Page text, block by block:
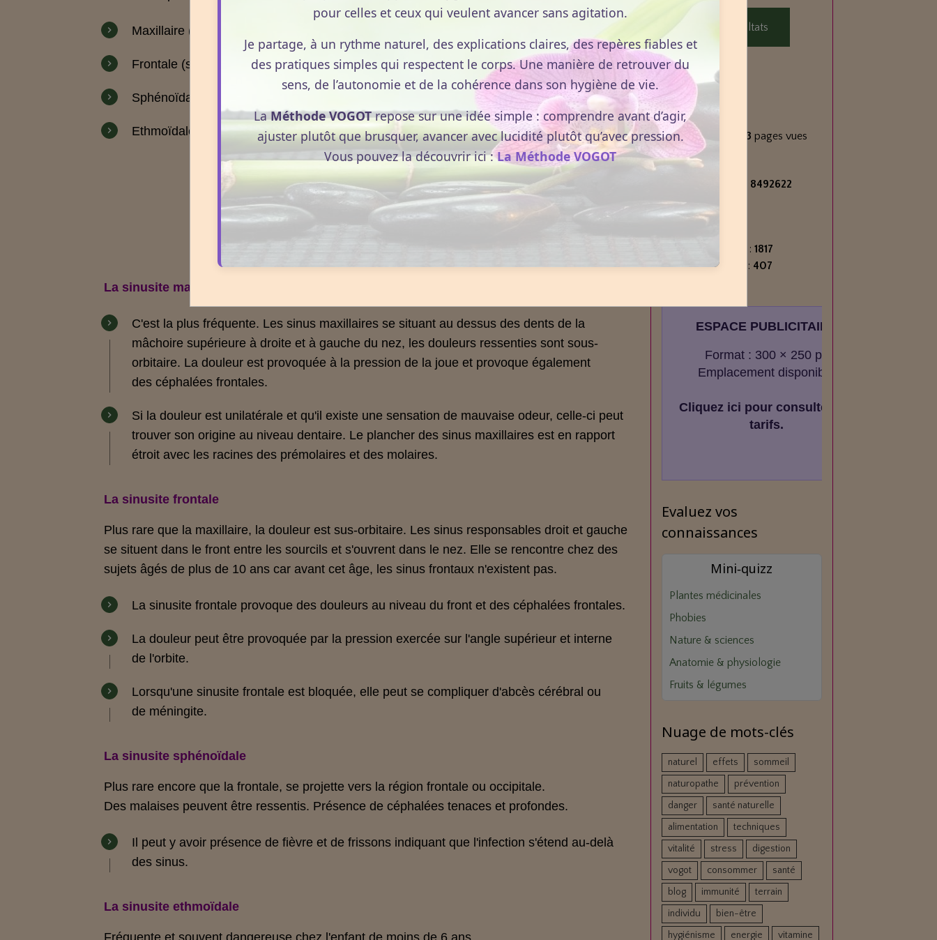
Maxillaire (sinus maxillaire),
Frontale (sinus frontal),
Sphénoïdale
Ethmoïdale (sinus ethmoïdal)
La sinusite maxillaire
C'est la plus fréquente. Les sinus maxillaires se situant au dessus des dents de la
mâchoire supérieure à droite et à gauche du nez, lesdouleurs ressenties sontsous-
orbitaire. La douleur est provoquée à la pression de la joue et provoque également
descéphalées frontales.
Si ladouleurest unilatérale et qu'il existe une sensation de mauvaise odeur, celle-ci peut
trouver sonorigine au niveau dentaire. Le plancher des sinus maxillaires est en rapport
étroit avec les racines des prémolaires et des molaires.
La sinusite frontale
Plus rare que la maxillaire, la douleur est sus-orbitaire. Les sinus responsables droit et gauche
se situent dans le front entre les sourcils et s'ouvrent dans le nez. Elle se rencontre chez des
sujets âgés de plus de 10 ans car avant cet âge, les sinus frontaux n'existent pas.
La sinusite frontale provoque desdouleurs au niveau dufront et descéphaléesfrontales.
La douleur peut être provoquée par la pression exercée sur l'angle supérieur et interne
de l'orbite.
Lorsqu'une sinusite frontale est bloquée, elle peut se compliquer d'abcès cérébral ou
de méningite.
La sinusite sphénoïdale
Plus rare encore que la frontale, se projette vers la région frontale ou occipitale.
Des malaises peuvent être ressentis. Présence de céphalées tenaces et profondes.
Il peut y avoir présence de fièvre et de frissons indiquant que l 'infection s'étend au-delà
des sinus.
La sinusite ethmoïdale
Voir les résultats
Statistiques
Aujourd'hui
1123 visiteurs - 2123 pages vues
Total
8492622
pages vues
Nombre de pages :1817
Nombre d'articles : 407
ESPACE PUBLICITAIRE
Format : 300 × 250 px
Emplacement disponible
Cliquez ici pour consulter les
tarifs.
Evaluez vos
connaissances
Mini‑quizz
Plantes médicinales
Phobies
Nature & sciences
Anatomie & physiologie
Fruits & légumes
Nuage de mots-clés
naturel effets
sommeil
naturopathe
prévention
danger
santé naturelle
alimentation
techniques
vitalité
stress
digestion
vogot
consommer
santé
blog
immunité
terrain
individu
bien-être
hygiénisme
energie vitamine
pour celles et ceux qui veulent avancer sans agitation.
Je partage, à un rythme naturel, des explications claires, des repères fiables et
des pratiques simples qui respectent le corps. Une manière de retrouver du
sens, de l’autonomie et de la cohérence dans son hygiène de vie.
LaMéthode VOGOTrepose sur une idée simple : comprendre avant d’agir,
ajuster plutôt que brusquer, avancer avec lucidité plutôt qu’avec pression.
Vous pouvez la découvrir ici :La Méthode VOGOT